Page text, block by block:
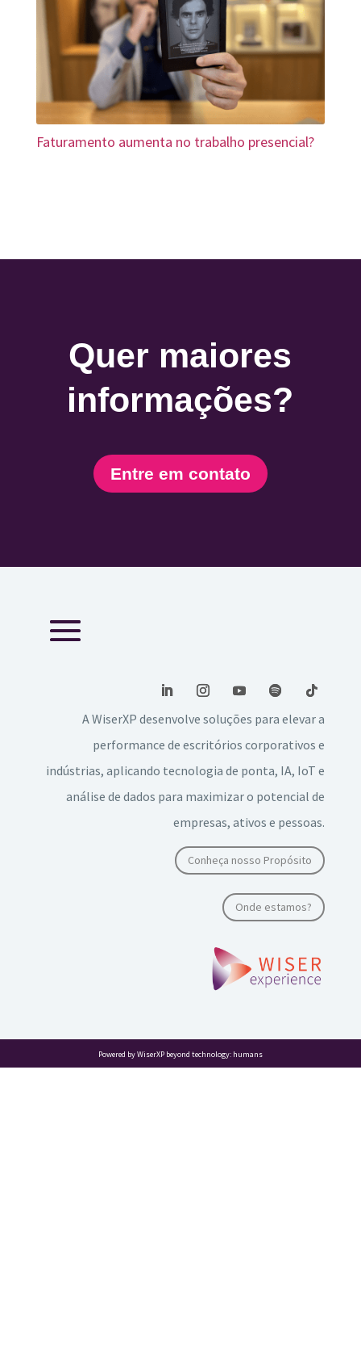
Faturamento aumenta no trabalho presencial?
Quer maiores
informações?
Entre em contato
A WiserXP desenvolve soluções para elevar a
performance de escritórios corporativos e
indústrias, aplicando tecnologia de ponta, IA, IoT e
análise de dados para maximizar o potencial de
empresas, ativos e pessoas.
Conheça nosso Propósito
Onde estamos?
Powered by WiserXP beyond technology: humans